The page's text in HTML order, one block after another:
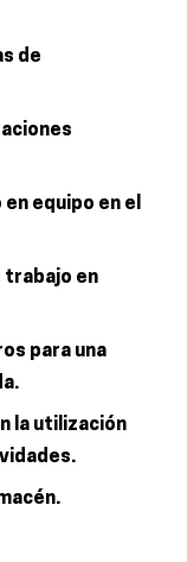
de
equipo en el
trabajo en
para una
la utilización